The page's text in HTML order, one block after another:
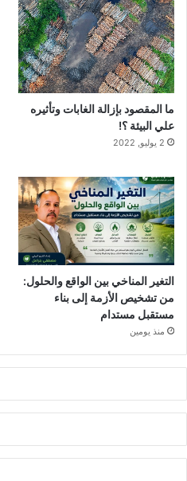
ما المقصود بإزالة الغابات وتأثيره
علي البيئة ؟!
2 يوليو, 2022
التغير المناخي بين الواقع والحلول:
من تشخيص الأزمة إلى بناء
مستقبل مستدام
منذ يومين